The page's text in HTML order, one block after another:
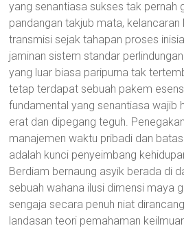
yang senantiasa sukses tak pernah
pandangan takjub mata, kelancaran
transmisi sejak tahapan proses
jaminan sistem standar
yang luar biasa paripurna tak
tetap terdapat sebuah pakem
fundamental yang senantiasa wajib
erat dan dipegang teguh.
manajemen waktu pribadi dan
adalah kunci penyeimbang
Berdiam bernaung asyik berada di
sebuah wahana ilusi dimensi maya
sengaja secara penuh niat
landasan teori pemahaman